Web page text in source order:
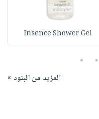
Insence Shower Gel
4
5
المزيد من البنود »